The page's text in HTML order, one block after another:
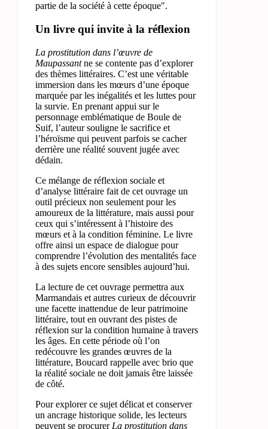
partie de la société à cette époque".
Un livre qui invite à la réflexion
La prostitution dans l’œuvre de
Maupassantne se contente pas d’explorer
des thèmes littéraires. C’est une véritable
immersion dans les mœurs d’une époque
marquée par les inégalités et les luttes pour
la survie. En prenant appui sur le
personnage emblématique de Boule de
Suif, l’auteur souligne le sacrifice et
l’héroïsme qui peuvent parfois se cacher
derrière une réalité souvent jugée avec
dédain.
Ce mélange de réflexion sociale et
d’analyse littéraire fait de cet ouvrage un
outil précieux non seulement pour les
amoureux de la littérature, mais aussi pour
ceux qui s’intéressent à l’histoire des
mœurs et à la condition féminine. Le livre
offre ainsi un espace de dialogue pour
comprendre l’évolution des mentalités face
à des sujets encore sensibles aujourd’hui.
La lecture de cet ouvrage permettra aux
Marmandais et autres curieux de découvrir
une facette inattendue de leur patrimoine
littéraire, tout en ouvrant des pistes de
réflexion sur la condition humaine à travers
les âges. En cette période où l’on
redécouvre les grandes œuvres de la
littérature, Boucard rappelle avec brio que
la réalité sociale ne doit jamais être laissée
de côté.
Pour explorer ce sujet délicat et conserver
un ancrage historique solide, les lecteurs
peuvent se procurer La prostitution dans